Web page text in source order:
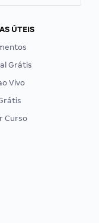
ÚTEIS
Grátis
Vivo
Curso